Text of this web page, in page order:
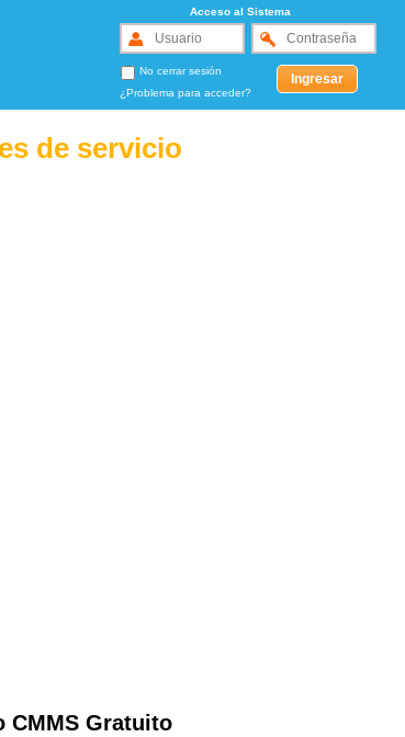
Acceso al Sistema
No cerrar sesión
¿Problema para acceder?
de servicio
CMMS Gratuito